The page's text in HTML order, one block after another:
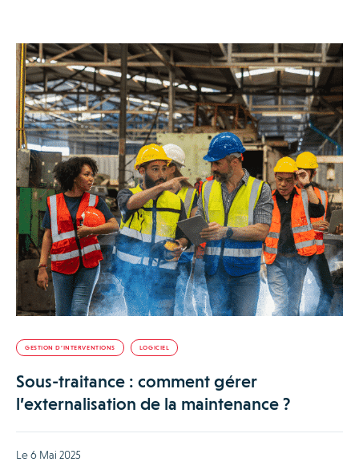
GESTION D’INTERVENTIONS LOGICIEL
Sous-traitance : comment gérer
l’externalisation de la maintenance ?
Le 6 Mai 2025